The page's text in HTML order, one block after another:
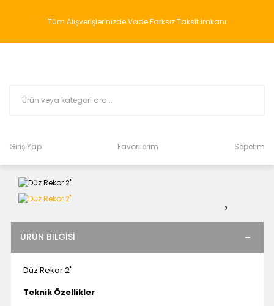
Tüm Alışverişlerinizde Vade Farksız Taksit İmkanı
Giriş Yap Favorilerim Sepetim
ÜRÜN BILGISI
Düz Rekor 2"
Teknik Özellikler